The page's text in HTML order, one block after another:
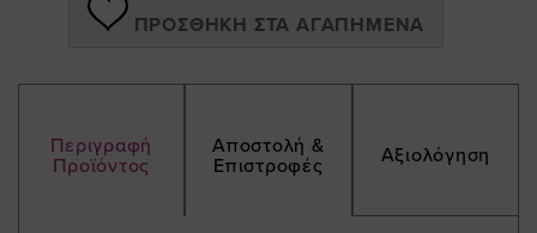
ΠΡΟΣΘΉΚΗ ΣΤΑ ΑΓΑΠΗΜΈΝΑ
Περιγραφή
Προϊόντος
Αποστολή &
Επιστροφές
Αξιολόγηση